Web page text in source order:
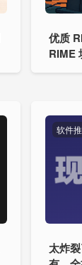
优质
RIME
软件
太炸